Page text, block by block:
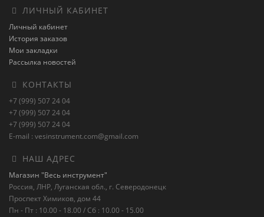
ЛИЧНЫЙ КАБИНЕТ
Личный кабинет
История заказов
Мои закладки
Рассылка новостей
КОНТАКТЫ
+7 (999) 507 24 04
+7 (999) 507 24 04
+7 (999) 507 24 04
E-mail : vesinstrument.com@gmail.com
НАШ АДРЕС
Магазин "Весь инструмент"
Россия, ЛНР, Луганская обл., г. Северодонецк
Проспект Химиков, дом 44
Пн - Пт : 10.00 - 18.00 / Сб : 10.00 - 15.00